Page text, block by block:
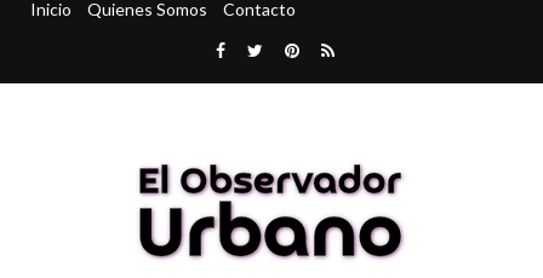
Inicio Quienes Somos Contacto